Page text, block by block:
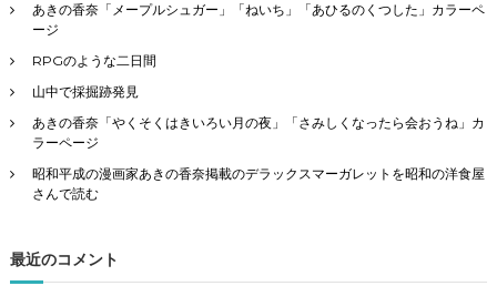
あきの香奈「メープルシュガー」「ねいち」「あひるのくつした」カラーペ
ージ
RPGのような二日間
山中で採掘跡発見
あきの香奈「やくそくはきいろい月の夜」「さみしくなったら会おうね」カ
ラーページ
昭和平成の漫画家あきの香奈掲載のデラックスマーガレットを昭和の洋食屋
さんで読む
最近のコメント